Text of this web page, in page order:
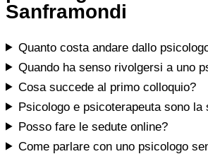
Sanframondi
Quanto costa andare dallo
Quando ha senso rivolgersi a uno
Cosa succede al primo colloquio?
Psicologo e psicoterapeuta sono la
Posso fare le sedute online?
Come parlare con uno psicologo